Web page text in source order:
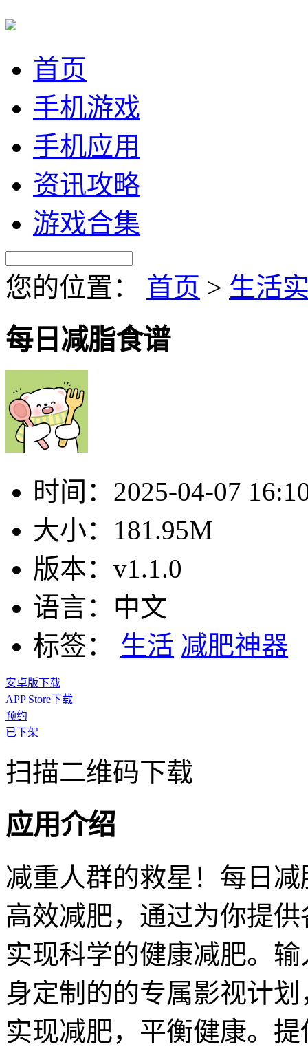
首页
手机游戏
手机应用
资讯攻略
游戏合集
您的位置： 首页 > 生活
每日减脂食谱
时间： 2025-04-07
大小： 181.95M
版本： v1.1.0
语言： 中文
标签：
生活 减肥神器
安卓版下载
APP Store下载
预约
已下架
扫描二维码下载
应用介绍
减重人群的救星！每日
高效减肥，通过为你提
实现科学的健康减肥。
身定制的的专属影视计
实现减肥，平衡健康。